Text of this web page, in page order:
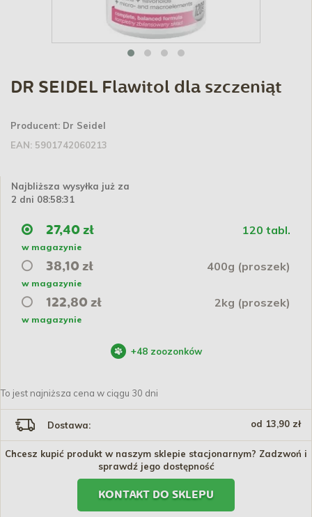
DR SEIDEL Flawitol dla szczeniąt
Producent: Dr Seidel
EAN: 5901742060213
Najbliższa wysyłka już za
2 dni 08:58:30
27,40 zł 120 tabl.
w magazynie
38,10 zł 400g (proszek)
w magazynie
122,80 zł 2kg (proszek)
w magazynie
+48 zoozonków
To jest najniższa cena w ciągu 30 dni
Dostawa: od 13,90 zł
Chcesz kupić produkt w naszym sklepie stacjonarnym? Zadzwoń i
sprawdź jego dostępność
KONTAKT DO SKLEPU